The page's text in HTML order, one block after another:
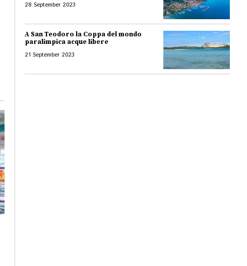
28 September 2023
A San Teodoro la Coppa del mondo
paralimpica acque libere
21 September 2023